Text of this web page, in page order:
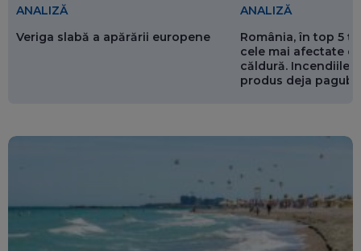
ANALIZĂ
Veriga slabă a apărării europene
ANALIZĂ
România, în top 5
cele mai afectate
căldură. Incendiile
produs deja